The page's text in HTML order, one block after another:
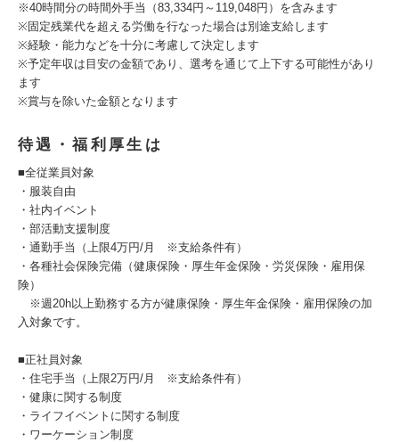
※40時間分の時間外手当（83,334円～119,048円）を含みます
※固定残業代を超える労働を行なった場合は別途支給します
※経験・能力などを十分に考慮して決定します
※予定年収は目安の金額であり、選考を通じて上下する可能性があり
ます
※賞与を除いた金額となります
待遇・福利厚生は
■全従業員対象
・服装自由
・社内イベント
・部活動支援制度
・通勤手当（上限4万円/月 ※支給条件有）
・各種社会保険完備（健康保険・厚生年金保険・労災保険・雇用保
険）
※週20h以上勤務する方が健康保険・厚生年金保険・雇用保険の加
入対象です。
■正社員対象
・住宅手当（上限2万円/月 ※支給条件有）
・健康に関する制度
・ライフイベントに関する制度
・ワーケーション制度